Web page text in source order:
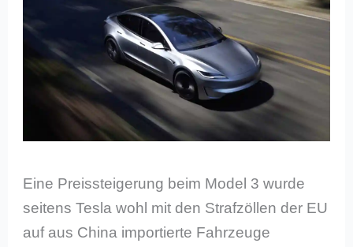
Eine Preissteigerung beim Model 3 wurde
seitens Tesla wohl mit den Strafzöllen der EU
auf aus China importierte Fahrzeuge